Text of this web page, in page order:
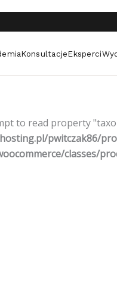
KonsultacjeEksperci
to read property
pwitczak86/
classes/